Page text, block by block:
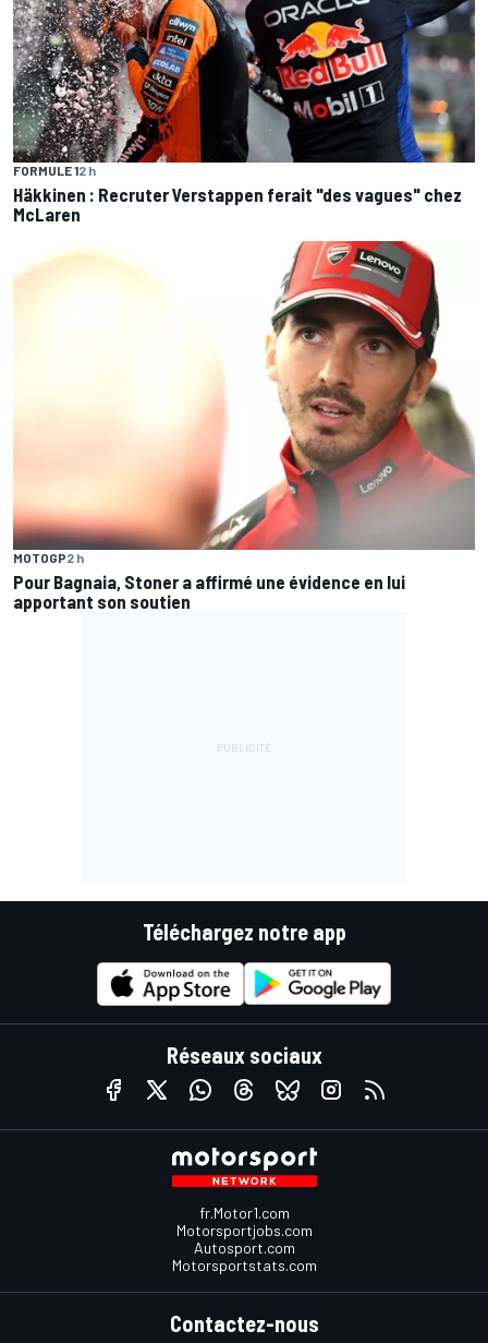
FORMULE 12 h
Häkkinen : Recruter Verstappen ferait "des vagues" chez
McLaren
MOTOGP2 h
Pour Bagnaia, Stoner a affirmé une évidence en lui
apportant son soutien
Téléchargez notre app
Réseaux sociaux
fr.Motor1.com
Motorsportjobs.com
Autosport.com
Motorsportstats.com
Contactez-nous